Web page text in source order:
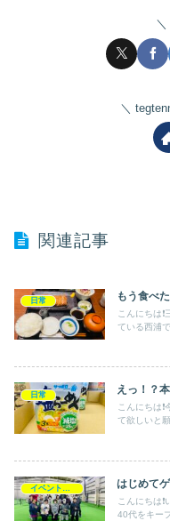
関連記事
日常 もう食べ
こんにちは
ている西浦
日常 えっ！？
こんにちは
て欲しいと
イベントレッスン会 はじめて
こんにちは
40代をキー